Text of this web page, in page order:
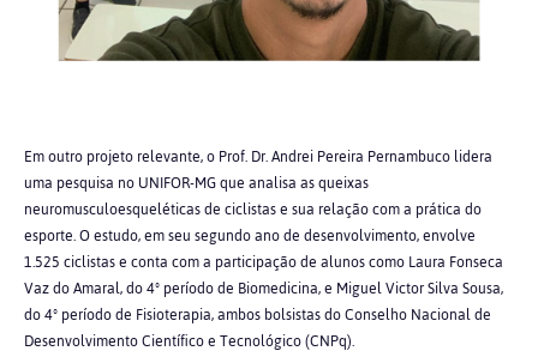
Em outro projeto relevante, o Prof. Dr. Andrei Pereira Pernambuco lidera
uma pesquisa no UNIFOR-MG que analisa as queixas
neuromusculoesqueléticas de ciclistas e sua relação com a prática do
esporte. O estudo, em seu segundo ano de desenvolvimento, envolve
1.525 ciclistas e conta com a participação de alunos como Laura Fonseca
Vaz do Amaral, do 4º período de Biomedicina, e Miguel Victor Silva Sousa,
do 4º período de Fisioterapia, ambos bolsistas do Conselho Nacional de
Desenvolvimento Científico e Tecnológico (CNPq).